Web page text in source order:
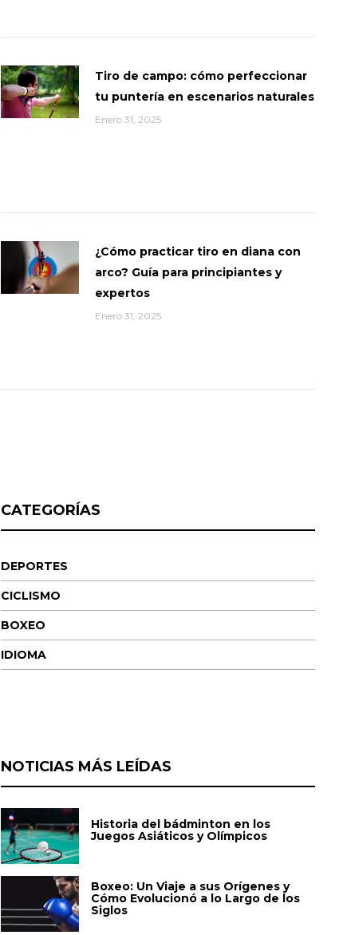
Tiro de campo: cómo perfeccionar
tu puntería en escenarios naturales
Enero 31, 2025
¿Cómo practicar tiro en diana con
arco? Guía para principiantes y
expertos
Enero 31, 2025
CATEGORÍAS
DEPORTES
CICLISMO
BOXEO
IDIOMA
NOTICIAS MÁS LEÍDAS
Historia del bádminton en los
Juegos Asiáticos y Olímpicos
Boxeo: Un Viaje a sus Orígenes y
Cómo Evolucionó a lo Largo de los
Siglos